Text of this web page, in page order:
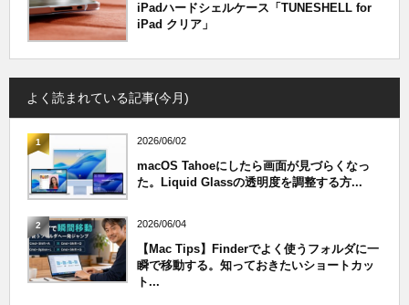
iPadハードシェルケース「TUNESHELL for
iPad クリア」
よく読まれている記事(今月)
1 2026/06/02
macOS Tahoeにしたら画面が見づらくなっ
た。Liquid Glassの透明度を調整する方...
2 2026/06/04
【Mac Tips】Finderでよく使うフォルダに一
瞬で移動する。知っておきたいショートカッ
ト...